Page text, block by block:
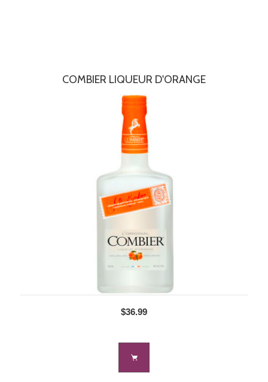
COMBIER LIQUEUR D'ORANGE
$36.99